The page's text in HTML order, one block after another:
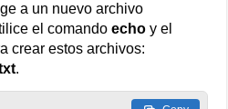
a un nuevo archivo
el comandoecho y el
crear estos archivos:
.